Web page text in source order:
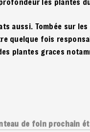
aussi. Tombée sur
quelque fois
plantes graces
de foin prochain